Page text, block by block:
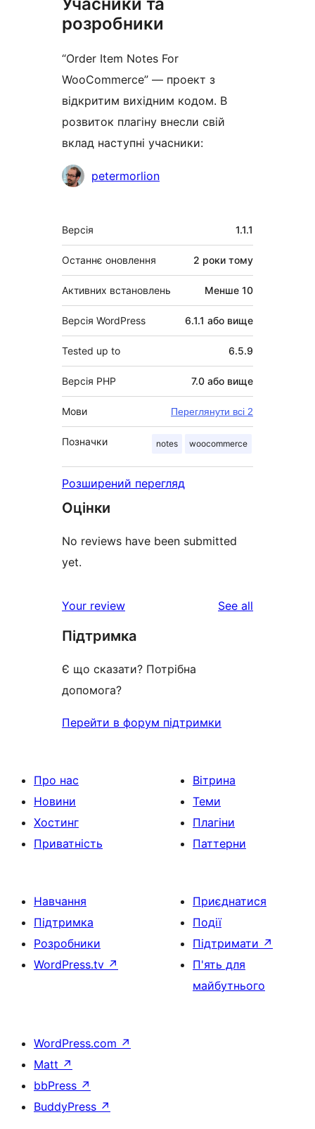
розробники
“Order Item Notes For
WooCommerce” — проект з
відкритим вихідним кодом. В
розвиток плагіну внесли свій
вклад наступні учасники:
Учасникиpetermorlion
Мета
Версія 1.1.1
Останнє оновлення 2 роки тому
Активних встановлень Менше 10
Версія WordPress 6.1.1 або вище
Tested up to 6.5.9
Версія PHP 7.0 або вище
Мови Переглянути всі 2
Позначки notes woocommerce
Розширений перегляд
Оцінки
No reviews have been submitted
yet.
Your review See all
Підтримка
Є що сказати? Потрібна
допомога?
Перейти в форум підтримки
Про нас
Новини
Хостинг
Приватність
Вітрина
Теми
Плагіни
Паттерни
Навчання
Підтримка
Розробники
WordPress.tv ↗
Приєднатися
Події
Підтримати ↗
П'ять для
майбутнього
WordPress.com ↗
Matt ↗
bbPress ↗
BuddyPress ↗